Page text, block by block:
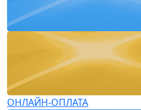
ОНЛАЙН-ОПЛАТА